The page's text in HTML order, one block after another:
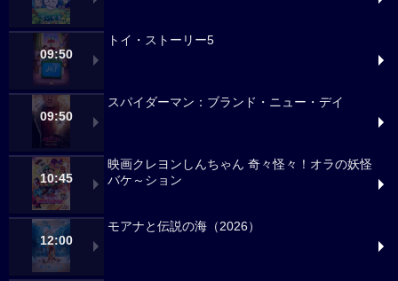
09:50
トイ・ストーリー5
09:50
スパイダーマン：ブランド・ニュー・デイ
10:45
映画クレヨンしんちゃん 奇々怪々！オラの妖怪
バケ～ション
12:00
モアナと伝説の海（2026）